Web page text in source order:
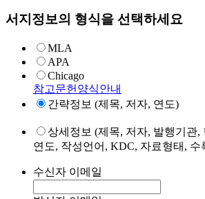
서지정보의 형식을 선택하세요
MLA
APA
Chicago
참고문헌양식안내
간략정보 (제목, 저자, 연도)
상세정보 (제목, 저자, 발행기관,
연도, 작성언어, KDC, 자료형태,
수신자 이메일